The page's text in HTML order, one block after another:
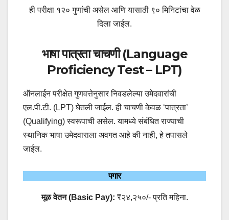
ही परीक्षा १२० गुणांची असेल आणि यासाठी ९० मिनिटांचा वेळ
दिला जाईल.
भाषा पात्रता चाचणी (Language
Proficiency Test – LPT)
ऑनलाईन परीक्षेत गुणवत्तेनुसार निवडलेल्या उमेदवारांची
एल.पी.टी. (LPT) घेतली जाईल. ही चाचणी केवळ ‘पात्रता’
(Qualifying) स्वरूपाची असेल. यामध्ये संबंधित राज्याची
स्थानिक भाषा उमेदवाराला अवगत आहे की नाही, हे तपासले
जाईल.
पगार
मूळ वेतन (Basic Pay): ₹२४,२५०/- प्रति महिना.